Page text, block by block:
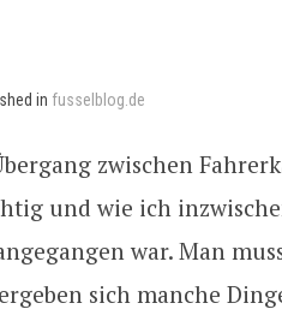
in fusselblog.de
zwischen
und wie ich
war. Man
sich manche